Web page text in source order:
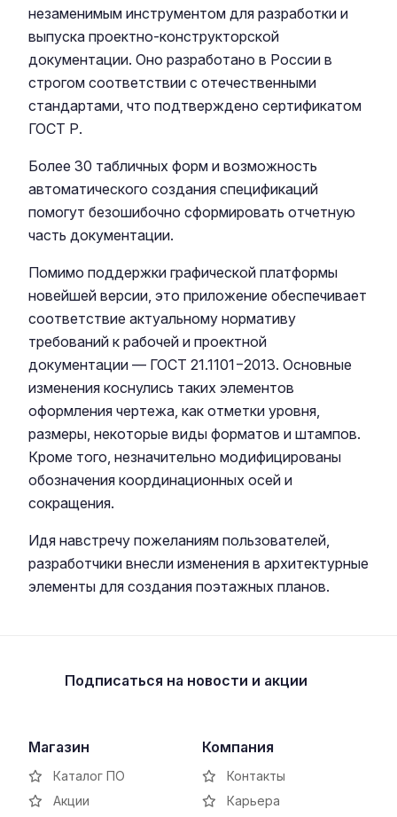
незаменимым инструментом для разработки и
выпуска проектно-конструкторской
документации. Оно разработано в России в
строгом соответствии с отечественными
стандартами, что подтверждено сертификатом
ГОСТ Р.
Более 30 табличных форм и возможность
автоматического создания спецификаций
помогут безошибочно сформировать отчетную
часть документации.
Помимо поддержки графической платформы
новейшей версии, это приложение обеспечивает
соответствие актуальному нормативу
требований к рабочей и проектной
документации — ГОСТ 21.1101−2013. Основные
изменения коснулись таких элементов
оформления чертежа, как отметки уровня,
размеры, некоторые виды форматов и штампов.
Кроме того, незначительно модифицированы
обозначения координационных осей и
сокращения.
Идя навстречу пожеланиям пользователей,
разработчики внесли изменения в архитектурные
элементы для создания поэтажных планов.
Подписаться на новости и акции
Магазин
Каталог ПО
Акции
Компания
Контакты
Карьера